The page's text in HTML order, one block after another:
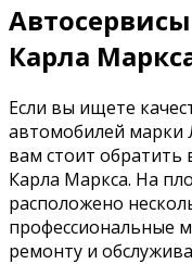
Карла
Если вы ищете
автомобилей марки
вам стоит
Карла Маркса. На
расположено
профессиональные
ремонту и